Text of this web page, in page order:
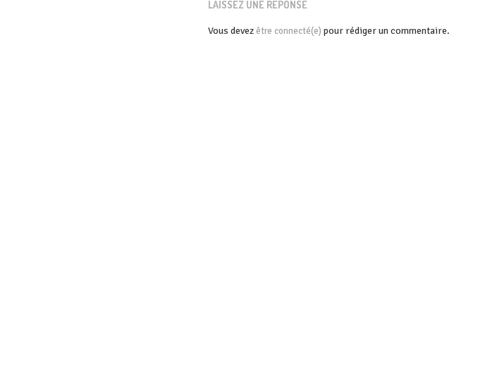
LAISSEZ UNE RÉPONSE
Vous devez être connecté(e) pour rédiger un commentaire.